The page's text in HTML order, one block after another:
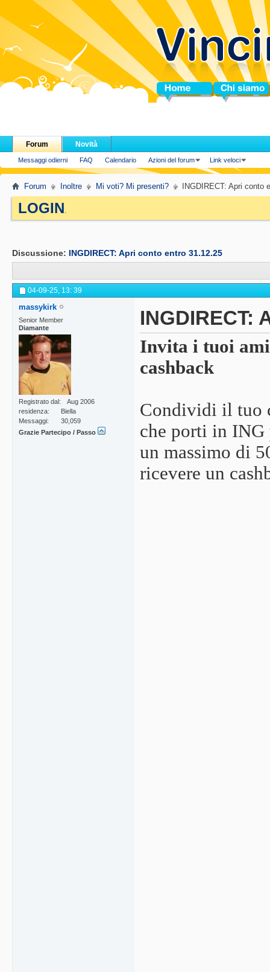
Home Chi siamo
Forum
Messaggi odierni FAQ Calendario Azioni del forum Link veloci
Novità
Forum Inoltre Mi voti? Mi presenti? INGDIRECT: Apri conto
LOGIN.
Discussione: INGDIRECT: Apri conto entro 31.12.25
04-09-25, 13: 39
massykirk
Senior Member
Diamante
Registrato dal
Aug 2006
residenza
Biella
Messaggi
30,059
Grazie Partecipo / Passo
INGDIRECT:
Invita i tuoi
cashback
Condividi il tuo
che porti in ING
un massimo di
ricevere un